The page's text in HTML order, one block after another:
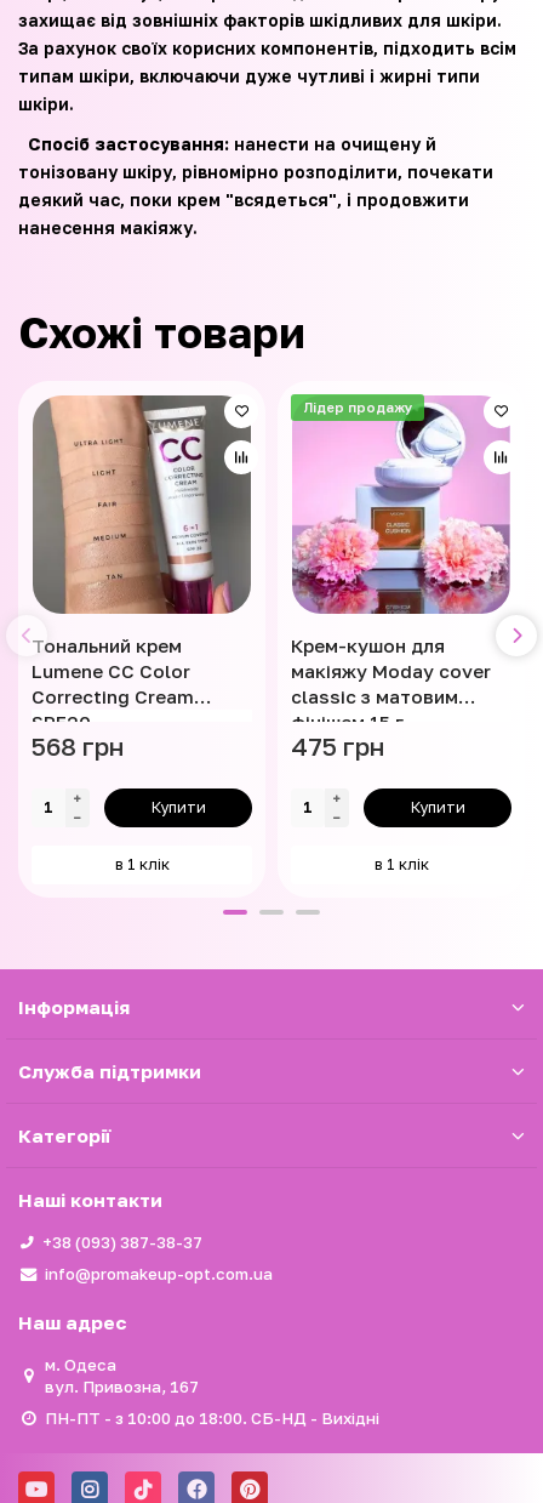
захищає від зовнішніх факторів шкідливих для шкіри.
За рахунок своїх корисних компонентів, підходить всім
типам шкіри, включаючи дуже чутливі і жирні типи
шкіри.
Спосіб застосування: нанести на очищену й
тонізовану шкіру, рівномірно розподілити, почекати
деякий час, поки крем "всядеться", і продовжити
нанесення макіяжу.
Схожі товари
Тональний крем
Lumene CC Color
Correcting Cream
SPF20
568 грн
Купити
в 1 клік
Лідер продажу
Крем-кушон для
макіяжу Moday cover
classic з матовим
фінішем 15 г
475 грн
Купити
в 1 клік
Iнформація
Служба підтримки
Категорії
Наші контакти
+38 (093) 387-38-37
info@promakeup-opt.com.ua
Наш адрес
м. Одеса
вул. Привозна, 167
ПН-ПТ - з 10:00 до 18:00. СБ-НД - Вихідні